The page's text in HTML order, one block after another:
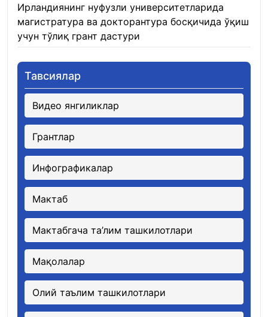
Ирландиянинг нуфузли университетларида
магистратура ва докторантура босқичида ўқиш
учун тўлиқ грант дастури
Тавсиялар
Видео янгиликлар
Грантлар
Инфографикалар
Мактаб
Мактабгача та’лим ташкилотлари
Мақолалар
Олий таълим ташкилотлари